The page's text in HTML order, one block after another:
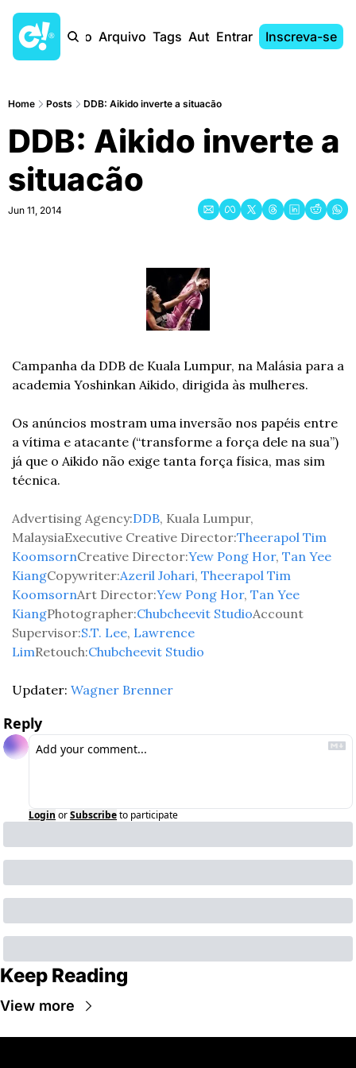
Início Arquivo Tags AutoresEntrar Inscreva-se
Home Posts DDB: Aikido inverte a situacão
DDB: Aikido inverte a
situacão
Jun 11, 2014
Campanha da DDB de Kuala Lumpur, na Malásia para a
academia Yoshinkan Aikido, dirigida às mulheres.
Os anúncios mostram uma inversão nos papéis entre
a vítima e atacante (“transforme a força dele na sua”)
já que o Aikido não exige tanta força física, mas sim
técnica.
Advertising Agency:DDB, Kuala Lumpur,
MalaysiaExecutive Creative Director:Theerapol Tim
KoomsornCreative Director:Yew Pong Hor, Tan Yee
KiangCopywriter:Azeril Johari, Theerapol Tim
KoomsornArt Director:Yew Pong Hor, Tan Yee
KiangPhotographer:Chubcheevit StudioAccount
Supervisor:S.T. Lee, Lawrence
LimRetouch:Chubcheevit Studio
Updater: Wagner Brenner
Reply
Login orSubscribeto participate
Keep Reading
View more